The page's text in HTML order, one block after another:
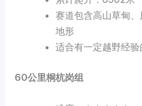
赛道包含高山草甸
地形
适合有一定越野经验
60公里桐杭岗组